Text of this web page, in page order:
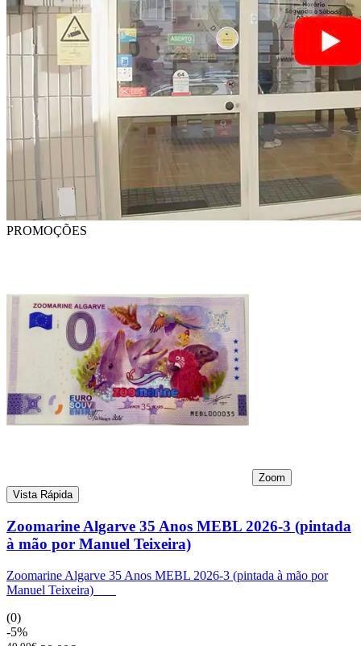
PROMOÇÕES
Zoom
Vista Rápida
Zoomarine Algarve 35 Anos MEBL 2026-3 (pintada
à mão por Manuel Teixeira)
Zoomarine Algarve 35 Anos MEBL 2026-3 (pintada à mão por
Manuel Teixeira)
(0)
-5%